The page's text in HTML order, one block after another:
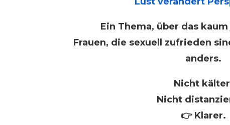
Ein Thema, über das
Frauen, die sexuell zufrieden
anders.
Nicht
Nicht
👉 Klarer.